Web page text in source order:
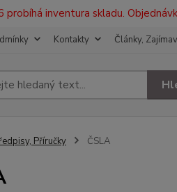
probíhá inventura skladu.
Kontakty Články,
Příručky ČSLA